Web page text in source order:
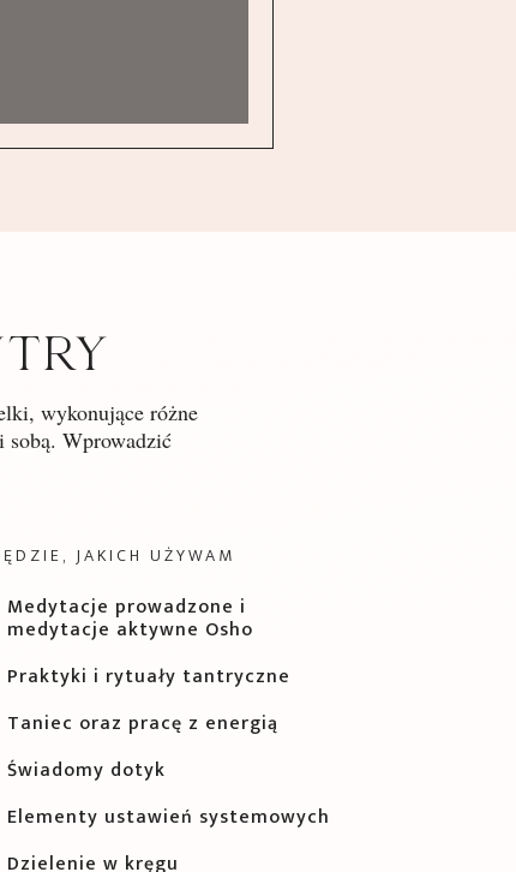
wykonujące różne
sobą. Wprowadzić
JAKICH UŻYWAM
Medytacje prowadzone i
medytacje aktywne Osho
Praktyki i rytuały tantryczne
Taniec oraz pracę z energią
Świadomy dotyk
Elementy ustawień systemowych
Dzielenie w kręgu